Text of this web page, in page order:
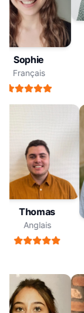
Sophie
Français
Thomas
Anglais